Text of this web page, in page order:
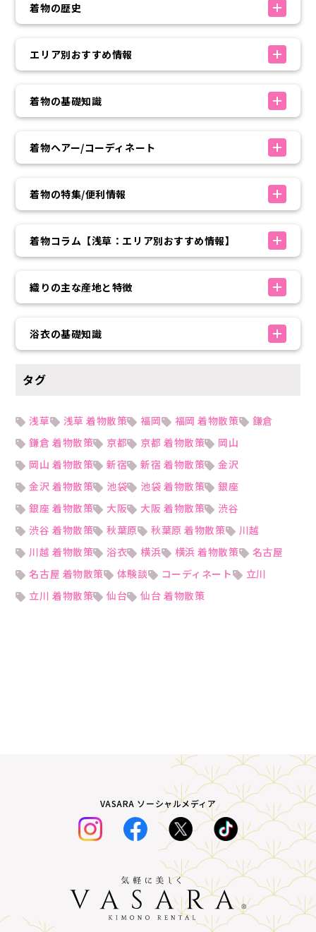
着物の歴史
エリア別おすすめ情報
着物の基礎知識
着物ヘアー/コーディネート
着物の特集/便利情報
着物コラム【浅草：エリア別おすすめ情報】
織りの主な産地と特徴
浴衣の基礎知識
タグ
浅草 浅草 着物散策 福岡 福岡 着物散策
鎌倉
鎌倉 着物散策
京都 京都 着物散策
岡山
岡山 着物散策
新宿 新宿 着物散策
金沢
金沢 着物散策
池袋 池袋 着物散策
銀座
銀座 着物散策
大阪 大阪 着物散策
渋谷
渋谷 着物散策
秋葉原 秋葉原 着物散策
川越
川越 着物散策
浴衣 横浜 横浜 着物散策
名古屋
名古屋 着物散策
体験談 コーディネート
立川
立川 着物散策
仙台 仙台 着物散策
VASARA ソーシャルメディア